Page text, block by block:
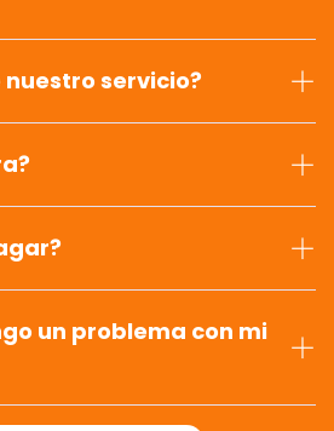
nuestro servicio?
un problema con mi